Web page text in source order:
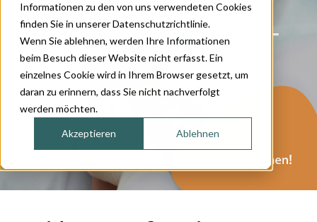
Informationen zu den von uns verwendeten Cookies
finden Sie in unserer Datenschutzrichtlinie.
Wenn Sie ablehnen, werden Ihre Informationen
beim Besuch dieser Website nicht erfasst. Ein
einzelnes Cookie wird in Ihrem Browser gesetzt, um
daran zu erinnern, dass Sie nicht nachverfolgt
werden möchten.
Akzeptieren Ablehnen
Sortiment
Magazin
Über uns
Offene Stellen
Impfungen – Covid-
19